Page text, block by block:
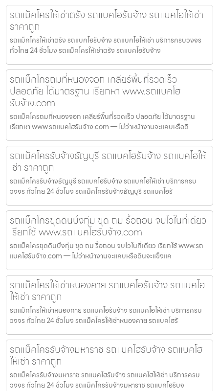
รถแม็คโครให้เช่าตรัง รถแบคโฮรับจ้าง รถแบคโฮให้เช่า
ราคาถูก
รถแม็คโครให้เช่าตรัง รถแบคโฮรับจ้าง รถแบคโฮให้เช่า บริการครบวงจร
ทั่วไทย 24 ชั่วโมง รถแม็คโครให้เช่าตรัง รถแบคโฮรับจ้าง
รถแม็คโครถมที่หนองจอก เคลียร์พื้นที่รวดเร็ว
ปลอดภัย ได้มาตรฐาน เรียกหา www.รถแบคโฮ
รับจ้าง.com
รถแม็คโครถมที่หนองจอก เคลียร์พื้นที่รวดเร็ว ปลอดภัย ได้มาตรฐาน
เรียกหา www.รถแบคโฮรับจ้าง.com — ไม่ว่าหน้างานจะแคบหรือดิ
รถแม็คโครรับจ้างธัญบุรี รถแบคโฮรับจ้าง รถแบคโฮให้
เช่า ราคาถูก
รถแม็คโครรับจ้างธัญบุรี รถแบคโฮรับจ้าง รถแบคโฮให้เช่า บริการครบ
วงจร ทั่วไทย 24 ชั่วโมง รถแม็คโครรับจ้างธัญบุรี รถแบคโฮรั
รถแม็คโครขุดดินบึงกุ่ม ขุด ถม รื้อถอน จบไวในที่เดียว
เรียกใช้ www.รถแบคโฮรับจ้าง.com
รถแม็คโครขุดดินบึงกุ่ม ขุด ถม รื้อถอน จบไวในที่เดียว เรียกใช้ www.รถ
แบคโฮรับจ้าง.com — ไม่ว่าหน้างานจะแคบหรือดินจะแข็งแค
รถแม็คโครให้เช่าหนองคาย รถแบคโฮรับจ้าง รถแบคโฮ
ให้เช่า ราคาถูก
รถแม็คโครให้เช่าหนองคาย รถแบคโฮรับจ้าง รถแบคโฮให้เช่า บริการครบ
วงจร ทั่วไทย 24 ชั่วโมง รถแม็คโครให้เช่าหนองคาย รถแบคโฮรั
รถแม็คโครรับจ้างมหาราช รถแบคโฮรับจ้าง รถแบคโฮ
ให้เช่า ราคาถูก
รถแม็คโครรับจ้างมหาราช รถแบคโฮรับจ้าง รถแบคโฮให้เช่า บริการครบ
วงจร ทั่วไทย 24 ชั่วโมง รถแม็คโครรับจ้างมหาราช รถแบคโฮรับจ